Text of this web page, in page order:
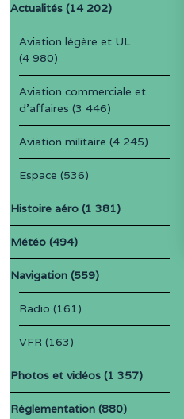
Actualités (14 202)
Aviation légère et UL
(4 980)
Aviation commerciale et
d'affaires (3 446)
Aviation militaire (4 245)
Espace (536)
Histoire aéro (1 381)
Météo (494)
Navigation (559)
Radio (161)
VFR (163)
Photos et vidéos (1 357)
Réglementation (880)